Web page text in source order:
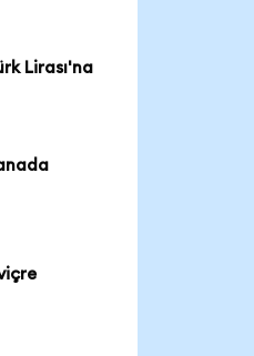
Lirası'na